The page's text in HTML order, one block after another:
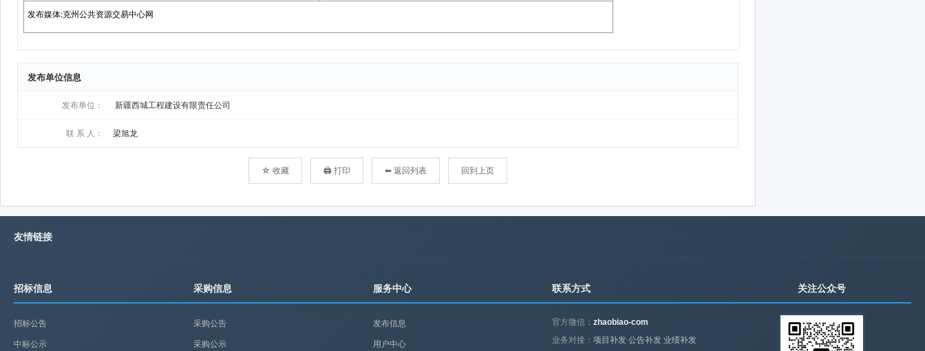
发布单位信息
发布单位： 新疆西城工程建设有限责任公司
联 系 人： 梁旭龙
☆ 收藏 🖨 打印 ⬅ 返回列表 回到上页
友情链接
招标信息
招标公告
中标公示
采购信息
采购公告
采购公示
服务中心
发布信息
用户中心
联系方式
官方微信：zhaobiao-com
业务对接：项目补发 公告补发 业绩补发
关注公众号